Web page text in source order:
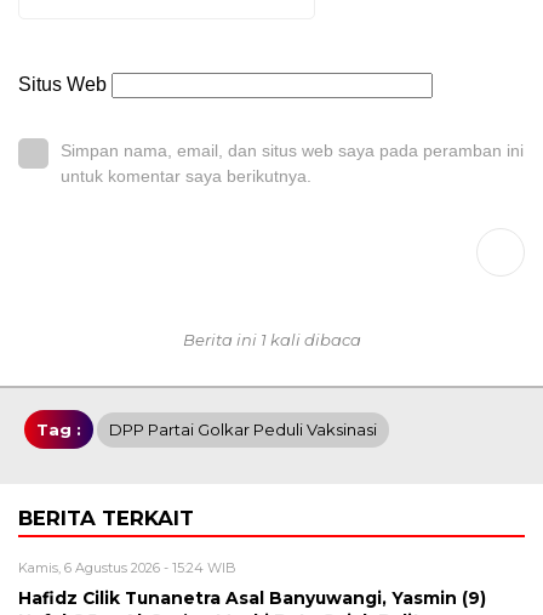
Situs Web
Simpan nama, email, dan situs web saya pada peramban ini
untuk komentar saya berikutnya.
Berita ini 1 kali dibaca
Tag : DPP Partai Golkar Peduli Vaksinasi
BERITA TERKAIT
Kamis, 6 Agustus 2026 - 15:24 WIB
Hafidz Cilik Tunanetra Asal Banyuwangi, Yasmin (9)